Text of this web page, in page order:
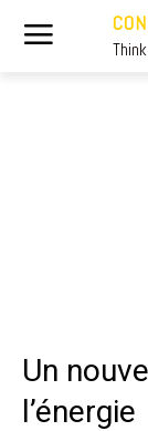
Un
l’énergie